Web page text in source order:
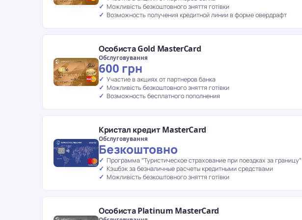
Можливість безкоштовного зняття готівки
Возможность получения кредитной линии в форме овердрафт
Особиста Gold MasterCard
Обслуговування
600 грн
Участие в акциях от партнеров банка
Можливість безкоштовного зняття готівки
Возможность бесплатного пополнения
Кристал кредит MasterCard
Обслуговування
Безкоштовно
Программа "Туристическое страхование при поездках за границу"
Кэшбэк за безналичные расчеты кредитными средствами
Можливість безкоштовного зняття готівки
Особиста Platinum MasterCard